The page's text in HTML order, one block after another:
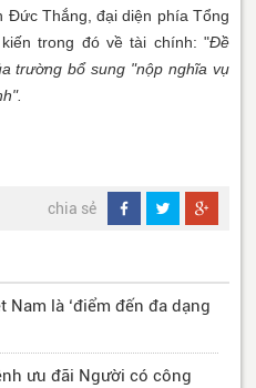
Đức Thắng, đại diện phía Tổng
trong đó về tài chính: "Đề
trường bổ sung "nộp nghĩa vụ
chia sẻ
là ‘điểm đến đa dạng
ưu đãi Người có công